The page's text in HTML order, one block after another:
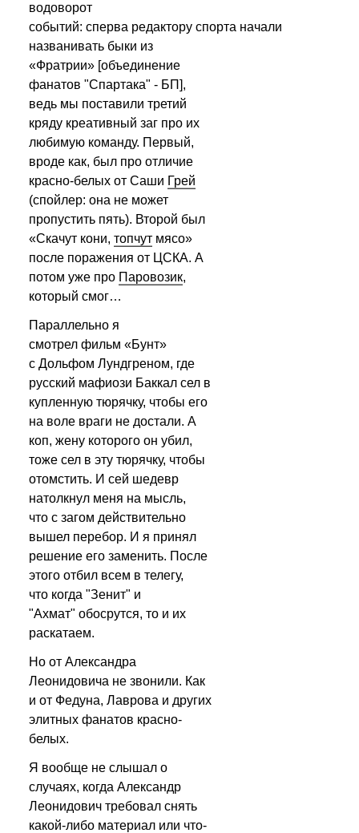
водоворот
событий: сперва редактору спорта начали
названивать быки из
«Фратрии» [объединение
фанатов "Спартака" - БП],
ведь мы поставили третий
кряду креативный заг про их
любимую команду. Первый,
вроде как, был про отличие
красно-белых от Саши Грей
(спойлер: она не может
пропустить пять). Второй был
«Скачут кони, топчут мясо»
после поражения от ЦСКА. А
потом уже про Паровозик,
который смог…
Параллельно я
смотрел фильм «Бунт»
с Дольфом Лундгреном, где
русский мафиози Баккал сел в
купленную тюрячку, чтобы его
на воле враги не достали. А
коп, жену которого он убил,
тоже сел в эту тюрячку, чтобы
отомстить. И сей шедевр
натолкнул меня на мысль,
что с загом действительно
вышел перебор. И я принял
решение его заменить. После
этого отбил всем в телегу,
что когда "Зенит" и
"Ахмат" обосрутся, то и их
раскатаем.
Но от Александра
Леонидовича не звонили. Как
и от Федуна, Лаврова и других
элитных фанатов красно-
белых.
Я вообще не слышал о
случаях, когда Александр
Леонидович требовал снять
какой-либо материал или что-